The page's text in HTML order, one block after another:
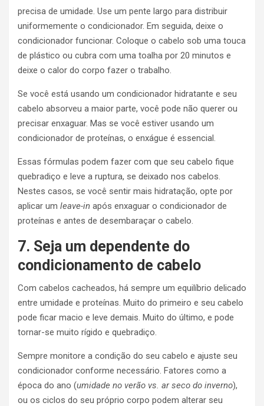
precisa de umidade. Use um pente largo para distribuir
uniformemente o condicionador. Em seguida, deixe o
condicionador funcionar. Coloque o cabelo sob uma touca
de plástico ou cubra com uma toalha por 20 minutos e
deixe o calor do corpo fazer o trabalho.
Se você está usando um condicionador hidratante e seu
cabelo absorveu a maior parte, você pode não querer ou
precisar enxaguar. Mas se você estiver usando um
condicionador de proteínas, o enxágue é essencial.
Essas fórmulas podem fazer com que seu cabelo fique
quebradiço e leve a ruptura, se deixado nos cabelos.
Nestes casos, se você sentir mais hidratação, opte por
aplicar um leave-in após enxaguar o condicionador de
proteínas e antes de desembaraçar o cabelo.
7. Seja um dependente do
condicionamento de cabelo
Com cabelos cacheados, há sempre um equilíbrio delicado
entre umidade e proteínas. Muito do primeiro e seu cabelo
pode ficar macio e leve demais. Muito do último, e pode
tornar-se muito rígido e quebradiço.
Sempre monitore a condição do seu cabelo e ajuste seu
condicionador conforme necessário. Fatores como a
época do ano (umidade no verão vs. ar seco do inverno),
ou os ciclos do seu próprio corpo podem alterar seu